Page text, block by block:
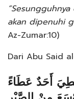
akan dipenuhi
Az-Zumar:10)
أَحَدٌ عَطَاءً